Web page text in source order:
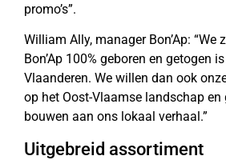
promo’s”.
William Ally, manager Bon’Ap: “We
Bon’Ap 100% geboren en getogen
Vlaanderen. We willen dan ook
op het Oost-Vlaamse landschap en
bouwen aan ons lokaal verhaal.”
Uitgebreid assortiment